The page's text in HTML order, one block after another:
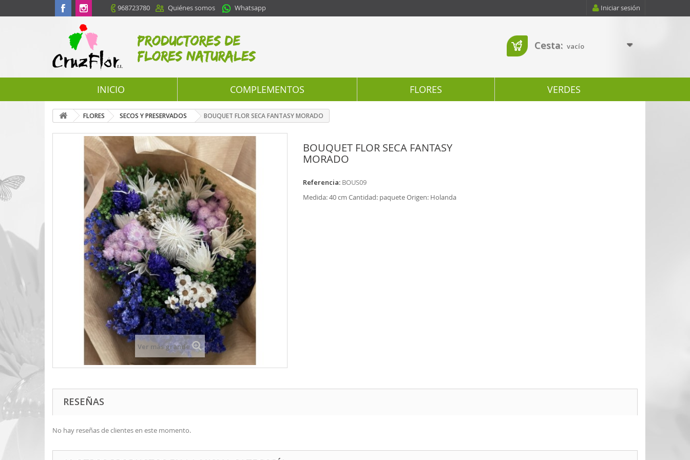
968723780 Quiénes somos Whatsapp Iniciar sesión
Cesta: vacío
INICIO COMPLEMENTOS FLORES VERDES
FLORES SECOS Y PRESERVADOS BOUQUET FLOR SECA FANTASY MORADO
Ver más grande
BOUQUET FLOR SECA FANTASY
MORADO
Referencia: BOUS09
Medida: 40 cm Cantidad: paquete Origen: Holanda
RESEÑAS
No hay reseñas de clientes en este momento.